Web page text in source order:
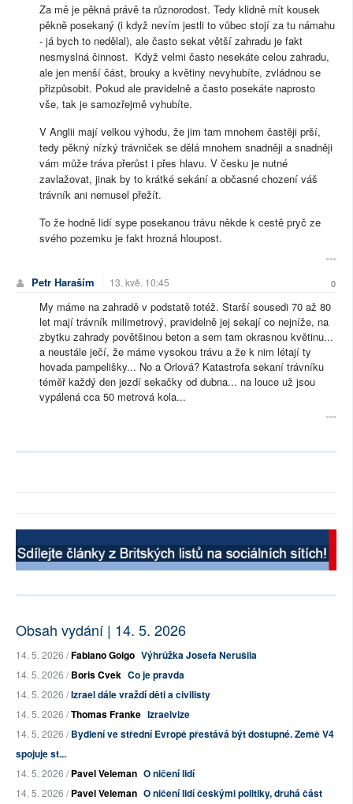
Za mě je pěkná právě ta různorodost. Tedy klidně mít kousek
pěkně posekaný (i když nevím jestli to vůbec stojí za tu námahu
- já bych to nedělal), ale často sekat větší zahradu je fakt
nesmyslná činnost. Když velmi často nesekáte celou zahradu,
ale jen menší část, brouky a květiny nevyhubíte, zvládnou se
přizpůsobit. Pokud ale pravidelně a často posekáte naprosto
vše, tak je samozřejmě vyhubíte.
V Anglii mají velkou výhodu, že jim tam mnohem častěji prší,
tedy pěkný nízký trávniček se dělá mnohem snadněji a snadněji
vám může tráva přerůst i přes hlavu. V česku je nutné
zavlažovat, jinak by to krátké sekání a občasné chození váš
trávník ani nemusel přežít.
To že hodně lidí sype posekanou trávu někde k cestě pryč ze
svého pozemku je fakt hrozná hloupost.
Petr Haraším 13. kvě. 10:45 0
My máme na zahradě v podstatě totéž. Starší sousedi 70 až 80
let mají trávník milimetrový, pravidelně jej sekají co nejníže, na
zbytku zahrady povětšinou beton a sem tam okrasnou květinu...
a neustále ječí, že máme vysokou trávu a že k nim létají ty
hovada pampelišky... No a Orlová? Katastrofa sekaní trávníku
téměř každý den jezdí sekačky od dubna... na louce už jsou
vypálená cca 50 metrová kola...
Obsah vydání | 14. 5. 2026
14. 5. 2026 /Fabiano Golgo Výhrůžka Josefa Nerušila
14. 5. 2026 /Boris Cvek Co je pravda
14. 5. 2026 /Izrael dále vraždí děti a civilisty
14. 5. 2026 /Thomas Franke Izraelvize
14. 5. 2026 /Bydlení ve střední Evropě přestává být dostupné. Země V4
spojuje st...
14. 5. 2026 /Pavel Veleman O ničení lidí
14. 5. 2026 /Pavel Veleman O ničení lidí českými politiky, druhá část